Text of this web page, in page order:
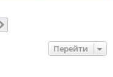
Перейти